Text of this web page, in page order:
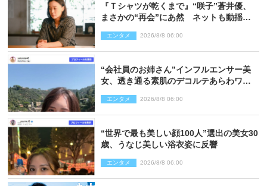
『Ｔシャツが乾くまで』“咲子”蒼井優、
まさかの“再会”にあ然 ネットも動揺
レあり）
エンタメ 2026/8/8 06:00
“会社員のお姉さん”インフルエンサー美
女、透き通る素肌のデコルテあらわワン
エンタメ 2026/8/8 06:00
“世界で最も美しい顔100人”選出の美女30
歳、うなじ美しい浴衣姿に反響
エンタメ 2026/8/8 06:00